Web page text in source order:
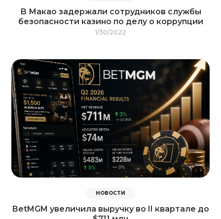
В Макао задержали сотрудников службы
безопасности казино по делу о коррупции
1/30/2022
НОВОСТИ
BetMGM увеличила выручку во II квартале до